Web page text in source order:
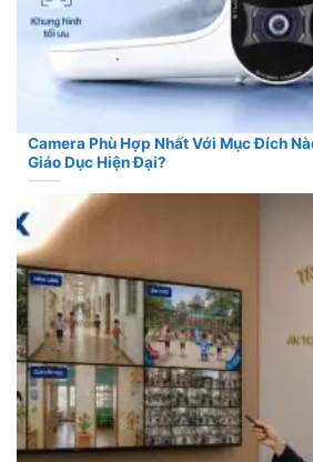
Camera Phù Hợp Nhất Với Mục Đích
Giáo Dục Hiện Đại?